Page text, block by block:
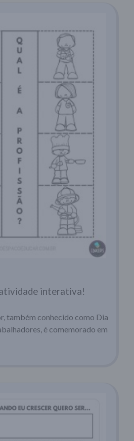
interativa!
também conhecido como Dia
é comemorado em